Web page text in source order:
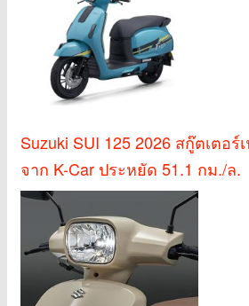
Suzuki SUI 125 2026 สกู๊ตเตอร์
จาก K-Car ประหยัด 51.1 กม./ล.